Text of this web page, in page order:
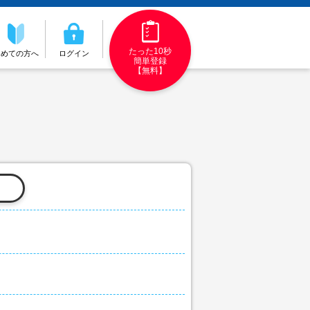
ての方へ ログイン
たった10秒
簡単登録
【無料】